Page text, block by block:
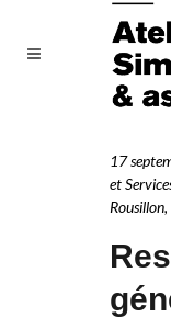
17
et
Rousillon,